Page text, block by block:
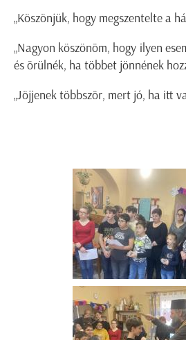
„Köszönjük, hogy megszentelte a
„Nagyon köszönöm, hogy ilyen
és örülnék, ha többet jönnének
„Jöjjenek többször, mert jó, ha itt